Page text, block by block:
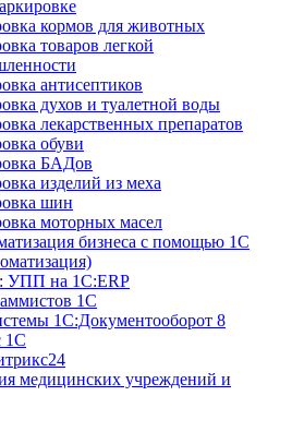
кормов для животных
товаров легкой
антисептиков
духов и туалетной воды
лекарственных препаратов
обуви
БАДов
изделий из меха
шин
моторных масел
бизнеса с помощью 1С
УПП на 1С:ERP
1С
1С:Документооборот 8
1С
медицинских учреждений и